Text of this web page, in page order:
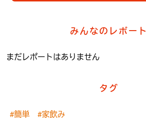
みんなのレポート
まだレポートはありません
タグ
#簡単 #家飲み